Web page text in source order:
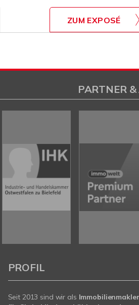
ZUM EXPOSÉ
PARTNER
PROFIL
Seit 2013 sind wir als Immobilienmakler